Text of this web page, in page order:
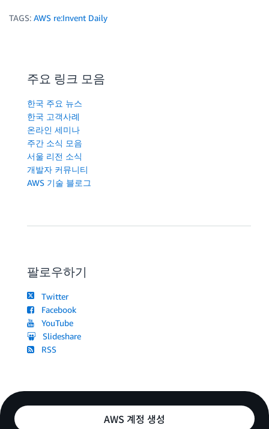
TAGS: AWS re:Invent Daily
주요 링크 모음
한국 주요 뉴스
한국 고객사례
온라인 세미나
주간 소식 모음
서울 리전 소식
개발자 커뮤니티
AWS 기술 블로그
팔로우하기
Twitter
Facebook
YouTube
Slideshare
RSS
AWS 계정 생성